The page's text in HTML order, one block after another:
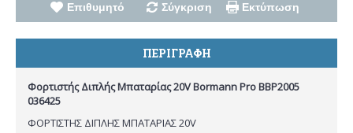
Επιθυμητό Σύγκριση Εκτύπωση
ΠΕΡΙΓΡΑΦΉ
Φορτιστής Διπλής Μπαταρίας 20V Bormann Pro BBP2005
036425
ΦΟΡΤΙΣΤΗΣ ΔΙΠΛΗΣ ΜΠΑΤΑΡΙΑΣ 20V